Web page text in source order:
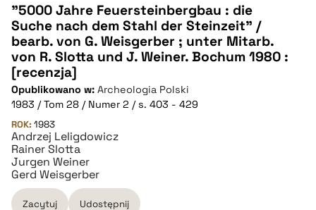
pobierz cytat
CZYSTY TEKST
pobierz cytat
BIBTEX
pobierz cytat
"5000 Jahre Feuersteinbergbau : die
Suche nach dem Stahl der Steinzeit" /
bearb. von G. Weisgerber ; unter Mitarb.
von R. Slotta und J. Weiner. Bochum 1980 :
[recenzja]
Opublikowano w: Archeologia Polski
1983 / Tom 28 / Numer 2 / s. 403 - 429
ROK: 1983
Andrzej Leligdowicz
Rainer Slotta
Jurgen Weiner
Gerd Weisgerber
Zacytuj Udostępnij